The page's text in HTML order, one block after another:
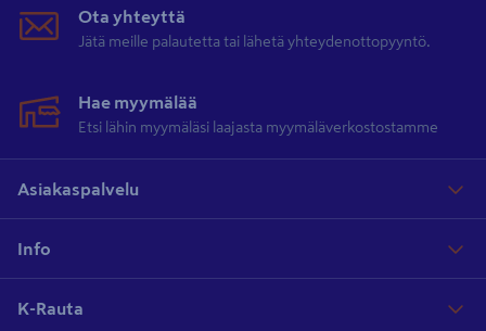
Ota yhteyttä
Jätä meille palautetta tai lähetä yhteydenottopyyntö.
Hae myymälää
Etsi lähin myymäläsi laajasta myymäläverkostostamme
Asiakaspalvelu
Info
K-Rauta